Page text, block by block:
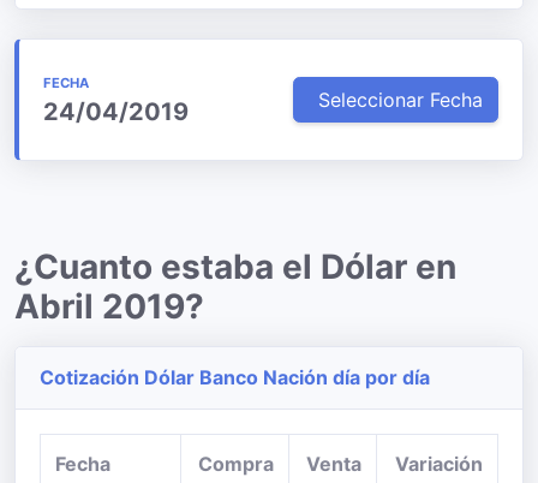
FECHA
24/04/2019 Seleccionar Fecha
¿Cuanto estaba el Dólar en
Abril 2019?
Cotización Dólar Banco Nación día por día
Fecha Compra Venta Variación